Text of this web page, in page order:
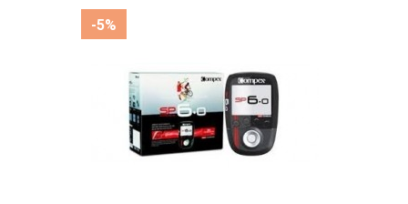
-5%